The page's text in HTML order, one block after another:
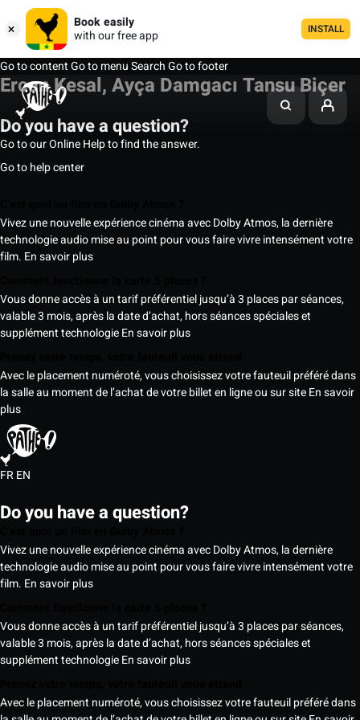
Book easily
with our free app
INSTALL
Go to contentGo to menuSearchGo to footer
Ercan Kesal, Ayça Damgacı Tansu Biçer
Do you have a question?
Go to our Online Help to find the answer.
Go to help center
Vivez une nouvelle expérience cinéma avec Dolby Atmos, la dernière
technologie audio mise au point pour vous faire vivre intensément votre
film. En savoir plus
Vous donne accès à un tarif préférentiel jusqu’à 3 places par séances,
valable 3 mois, après la date d’achat, hors séances spéciales et
supplément technologieEn savoir plus
Avec le placement numéroté, vous choisissez votre fauteuil préféré dans
la salle au moment de l’achat de votre billet en ligne ou sur siteEn savoir
plus
FREN
Do you have a question?
Vivez une nouvelle expérience cinéma avec Dolby Atmos, la dernière
technologie audio mise au point pour vous faire vivre intensément votre
film. En savoir plus
Vous donne accès à un tarif préférentiel jusqu’à 3 places par séances,
valable 3 mois, après la date d’achat, hors séances spéciales et
supplément technologieEn savoir plus
Avec le placement numéroté, vous choisissez votre fauteuil préféré dans